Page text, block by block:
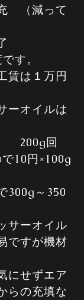
（減って
す。
賃は１万円
ーオイルは
) 200g回
10円×100g
300g～350
サーオイル
ですが機材
にせずエア
らの充填な